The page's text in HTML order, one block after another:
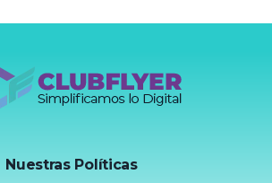
Nuestras Políticas